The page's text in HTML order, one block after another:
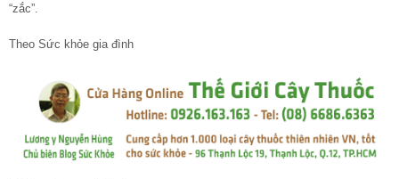
“zắc”.
Theo Sức khỏe gia đình